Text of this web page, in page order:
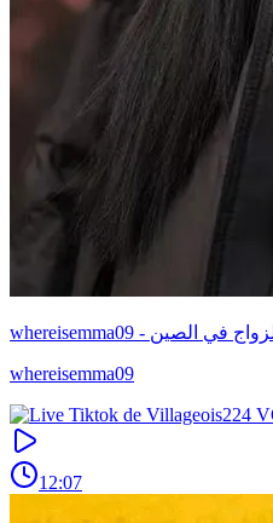
whereisemma09
12:07